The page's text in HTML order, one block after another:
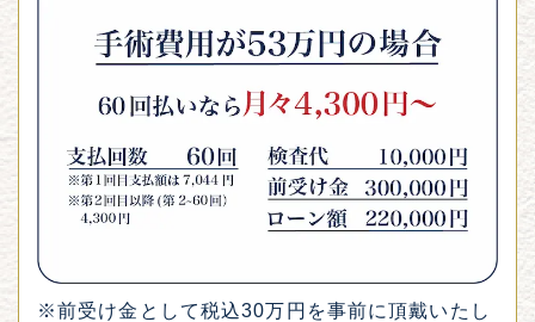
※前受け金として税込30万円を事前に頂戴いたし